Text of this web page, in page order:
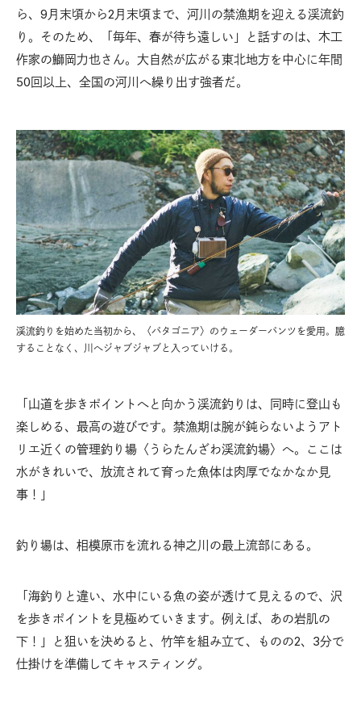
ら、9月末頃から2月末頃まで、河川の禁漁期を迎える渓流釣
り。そのため、「毎年、春が待ち遠しい」と話すのは、木工
作家の鰤岡力也さん。大自然が広がる東北地方を中心に年間
50回以上、全国の河川へ繰り出す強者だ。
渓流釣りを始めた当初から、〈パタゴニア〉のウェーダーパンツを愛用。臆
することなく、川へジャブジャブと入っていける。
「山道を歩きポイントへと向かう渓流釣りは、同時に登山も
楽しめる、最高の遊びです。禁漁期は腕が鈍らないようアト
リエ近くの管理釣り場〈うらたんざわ渓流釣場〉へ。ここは
水がきれいで、放流されて育った魚体は肉厚でなかなか見
事！」
釣り場は、相模原市を流れる神之川の最上流部にある。
「海釣りと違い、水中にいる魚の姿が透けて見えるので、沢
を歩きポイントを見極めていきます。例えば、あの岩肌の
下！」と狙いを決めると、竹竿を組み立て、ものの2、3分で
仕掛けを準備してキャスティング。